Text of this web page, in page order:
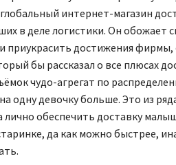
интернет-магазин
в деле логистики. Он обожает
приукрасить достижения
бы рассказал о все плюсах
чудо-агрегат по
одну девочку больше. Это из
лично обеспечить доставку
да как можно быстрее,